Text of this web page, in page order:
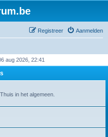
Aanmelden
Registreer
aug 2026, 22:41
in het algemeen.